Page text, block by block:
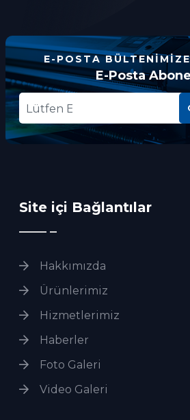
E-POSTA
E-Posta
Site içi Bağlantılar
Hakkımızda
Ürünlerimiz
Hizmetlerimiz
Haberler
Foto Galeri
Video Galeri